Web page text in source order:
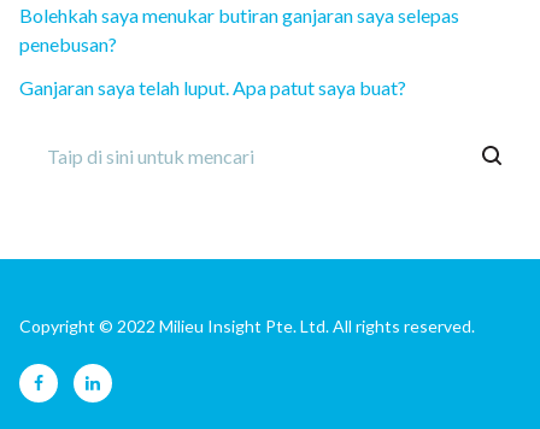
Bolehkah saya menukar butiran ganjaran saya selepas
penebusan?
Ganjaran saya telah luput. Apa patut saya buat?
Copyright © 2022 Milieu Insight Pte. Ltd. All rights reserved.